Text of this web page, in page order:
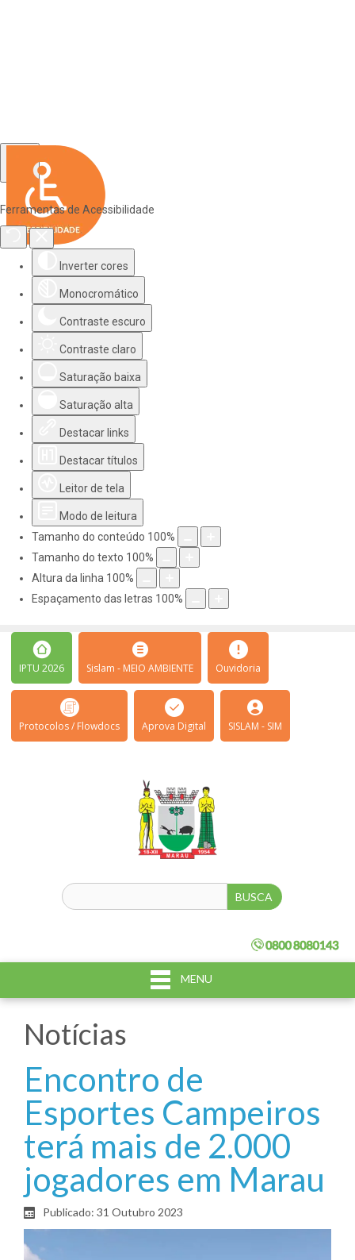
Ferramentas de Acessibilidade
Inverter cores
Monocromático
Contraste escuro
Contraste claro
Saturação baixa
Saturação alta
Destacar links
Destacar títulos
Leitor de tela
Modo de leitura
Tamanho do conteúdo 100%
Tamanho do texto 100%
Altura da linha 100%
Espaçamento das letras 100%
IPTU 2026 Sislam - MEIO AMBIENTE Ouvidoria
Protocolos / Flowdocs Aprova Digital SISLAM - SIM
MENU
Notícias
Encontro de
Esportes Campeiros
terá mais de 2.000
jogadores em Marau
Publicado: 31 Outubro 2023